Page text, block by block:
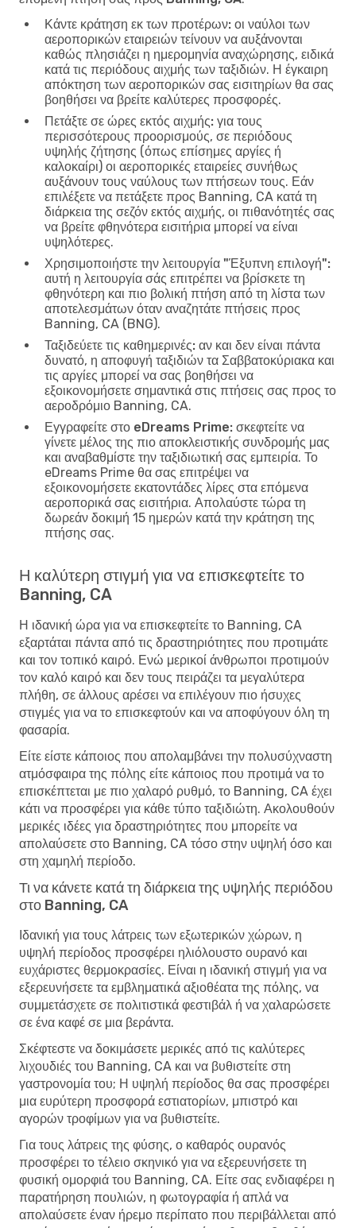
Κάντε κράτηση εκ των προτέρων: οι ναύλοι των
αεροπορικών εταιρειών τείνουν να αυξάνονται
καθώς πλησιάζει η ημερομηνία αναχώρησης, ειδικά
κατά τις περιόδους αιχμής των ταξιδιών. Η έγκαιρη
απόκτηση των αεροπορικών σας εισιτηρίων θα σας
βοηθήσει να βρείτε καλύτερες προσφορές.
Πετάξτε σε ώρες εκτός αιχμής: για τους
περισσότερους προορισμούς, σε περιόδους
υψηλής ζήτησης (όπως επίσημες αργίες ή
καλοκαίρι) οι αεροπορικές εταιρείες συνήθως
αυξάνουν τους ναύλους των πτήσεων τους. Εάν
επιλέξετε να πετάξετε προς Banning, CA κατά τη
διάρκεια της σεζόν εκτός αιχμής, οι πιθανότητές σας
να βρείτε φθηνότερα εισιτήρια μπορεί να είναι
υψηλότερες.
Χρησιμοποιήστε την λειτουργία "Έξυπνη επιλογή":
αυτή η λειτουργία σάς επιτρέπει να βρίσκετε τη
φθηνότερη και πιο βολική πτήση από τη λίστα των
αποτελεσμάτων όταν αναζητάτε πτήσεις προς
Banning, CA (BNG).
Ταξιδεύετε τις καθημερινές: αν και δεν είναι πάντα
δυνατό, η αποφυγή ταξιδιών τα Σαββατοκύριακα και
τις αργίες μπορεί να σας βοηθήσει να
εξοικονομήσετε σημαντικά στις πτήσεις σας προς το
αεροδρόμιο Banning, CA.
Εγγραφείτε στο eDreams Prime: σκεφτείτε να
γίνετε μέλος της πιο αποκλειστικής συνδρομής μας
και αναβαθμίστε την ταξιδιωτική σας εμπειρία. Το
eDreams Prime θα σας επιτρέψει να
εξοικονομήσετε εκατοντάδες λίρες στα επόμενα
αεροπορικά σας εισιτήρια. Απολαύστε τώρα τη
δωρεάν δοκιμή 15 ημερών κατά την κράτηση της
πτήσης σας.
Η καλύτερη στιγμή για να επισκεφτείτε το
Banning, CA
Η ιδανική ώρα για να επισκεφτείτε το Banning, CA
εξαρτάται πάντα από τις δραστηριότητες που προτιμάτε
και τον τοπικό καιρό. Ενώ μερικοί άνθρωποι προτιμούν
τον καλό καιρό και δεν τους πειράζει τα μεγαλύτερα
πλήθη, σε άλλους αρέσει να επιλέγουν πιο ήσυχες
στιγμές για να το επισκεφτούν και να αποφύγουν όλη τη
φασαρία.
Είτε είστε κάποιος που απολαμβάνει την πολυσύχναστη
ατμόσφαιρα της πόλης είτε κάποιος που προτιμά να το
επισκέπτεται με πιο χαλαρό ρυθμό, το Banning, CA έχει
κάτι να προσφέρει για κάθε τύπο ταξιδιώτη. Ακολουθούν
μερικές ιδέες για δραστηριότητες που μπορείτε να
απολαύσετε στο Banning, CA τόσο στην υψηλή όσο και
στη χαμηλή περίοδο.
Τι να κάνετε κατά τη διάρκεια της υψηλής περιόδου
στο Banning, CA
Ιδανική για τους λάτρεις των εξωτερικών χώρων, η
υψηλή περίοδος προσφέρει ηλιόλουστο ουρανό και
ευχάριστες θερμοκρασίες. Είναι η ιδανική στιγμή για να
εξερευνήσετε τα εμβληματικά αξιοθέατα της πόλης, να
συμμετάσχετε σε πολιτιστικά φεστιβάλ ή να χαλαρώσετε
σε ένα καφέ σε μια βεράντα.
Σκέφτεστε να δοκιμάσετε μερικές από τις καλύτερες
λιχουδιές του Banning, CA και να βυθιστείτε στη
γαστρονομία του; Η υψηλή περίοδος θα σας προσφέρει
μια ευρύτερη προσφορά εστιατορίων, μπιστρό και
αγορών τροφίμων για να βυθιστείτε.
Για τους λάτρεις της φύσης, ο καθαρός ουρανός
προσφέρει το τέλειο σκηνικό για να εξερευνήσετε τη
φυσική ομορφιά του Banning, CA. Είτε σας ενδιαφέρει η
παρατήρηση πουλιών, η φωτογραφία ή απλά να
απολαύσετε έναν ήρεμο περίπατο που περιβάλλεται από